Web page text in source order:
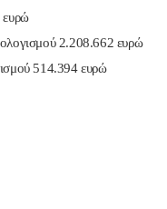
ευρώ
2.208.662 ευρώ
514.394 ευρώ